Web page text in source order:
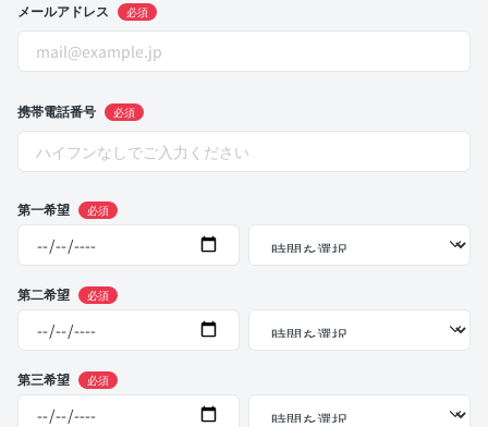
メールアドレス 必須
携帯電話番号 必須
第一希望 必須
第二希望 必須
第三希望 必須